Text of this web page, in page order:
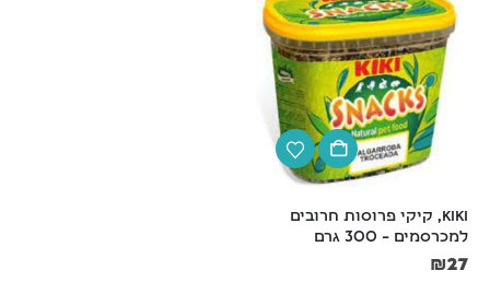
KIKI, קיקי פרוסות חרובים
למכרסמים – 300 גרם
₪27